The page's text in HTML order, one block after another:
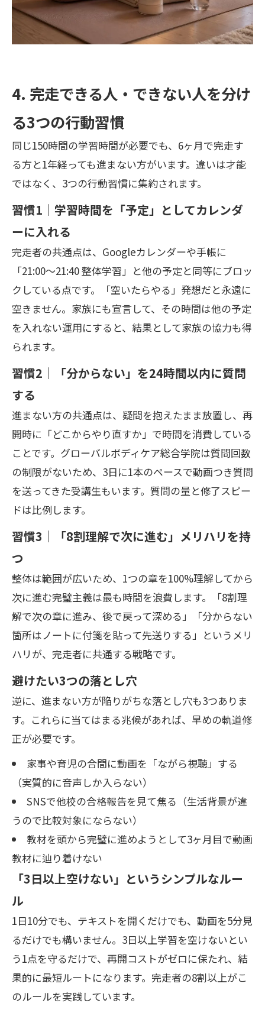
4. 完走できる人・できない人を分け
る3つの行動習慣
同じ150時間の学習時間が必要でも、6ヶ月で完走す
る方と1年経っても進まない方がいます。違いは才能
ではなく、3つの行動習慣に集約されます。
習慣1｜学習時間を「予定」としてカレンダ
ーに入れる
完走者の共通点は、Googleカレンダーや手帳に
「21:00〜21:40 整体学習」と他の予定と同等にブロッ
クしている点です。「空いたらやる」発想だと永遠に
空きません。家族にも宣言して、その時間は他の予定
を入れない運用にすると、結果として家族の協力も得
られます。
習慣2｜「分からない」を24時間以内に質問
する
進まない方の共通点は、疑問を抱えたまま放置し、再
開時に「どこからやり直すか」で時間を消費している
ことです。グローバルボディケア総合学院は質問回数
の制限がないため、3日に1本のペースで動画つき質問
を送ってきた受講生もいます。質問の量と修了スピー
ドは比例します。
習慣3｜「8割理解で次に進む」メリハリを持
つ
整体は範囲が広いため、1つの章を100%理解してから
次に進む完璧主義は最も時間を浪費します。「8割理
解で次の章に進み、後で戻って深める」「分からない
箇所はノートに付箋を貼って先送りする」というメリ
ハリが、完走者に共通する戦略です。
避けたい3つの落とし穴
逆に、進まない方が陥りがちな落とし穴も3つありま
す。これらに当てはまる兆候があれば、早めの軌道修
正が必要です。
家事や育児の合間に動画を「ながら視聴」する
（実質的に音声しか入らない）
SNSで他校の合格報告を見て焦る（生活背景が違
うので比較対象にならない）
教材を頭から完璧に進めようとして3ヶ月目で動画
教材に辿り着けない
「3日以上空けない」というシンプルなルー
ル
1日10分でも、テキストを開くだけでも、動画を5分見
るだけでも構いません。3日以上学習を空けないとい
う1点を守るだけで、再開コストがゼロに保たれ、結
果的に最短ルートになります。完走者の8割以上がこ
のルールを実践しています。